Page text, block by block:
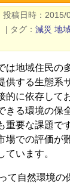
投稿日時
2015/
| タグ 減災 地
は地域住民の
供する生態系
的に依存して
きる環境の保
重要な課題で
場での評価が
ています。
て自然環境の